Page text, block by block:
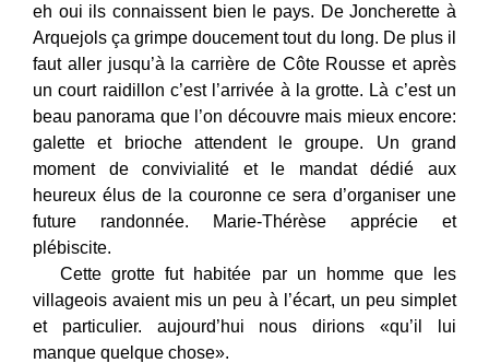
eh oui ils connaissent bien le pays. De Joncherette à
Arquejols ça grimpe doucement tout du long. De plus il
faut aller jusqu’à la carrière de Côte Rousse et après
un court raidillon c’est l’arrivée à la grotte. Là c’est un
beau panorama que l’on découvre mais mieux encore:
galette et brioche attendent le groupe. Un grand
moment de convivialité et le mandat dédié aux
heureux élus de la couronne ce sera d’organiser une
future randonnée. Marie-Thérèse apprécie et
plébiscite.
Cette grotte fut habitée par un homme que les
villageois avaient mis un peu à l’écart, un peu simplet
et particulier. aujourd’hui nous dirions «qu’il lui
manque quelque chose».